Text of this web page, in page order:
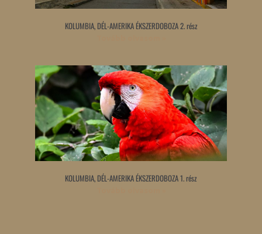
KOLUMBIA, DÉL-AMERIKA ÉKSZERDOBOZA 2. rész
KOLUMBIA, DÉL-AMERIKA ÉKSZERDOBOZA 1. rész